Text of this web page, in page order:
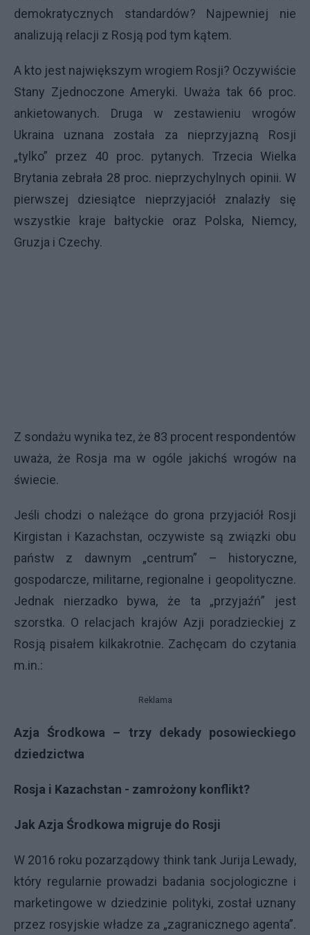
demokratycznych standardów? Najpewniej nie
analizują relacji z Rosją pod tym kątem.
A kto jest największym wrogiem Rosji? Oczywiście
Stany Zjednoczone Ameryki. Uważa tak 66 proc.
ankietowanych. Druga w zestawieniu wrogów
Ukraina uznana została za nieprzyjazną Rosji
„tylko” przez 40 proc. pytanych. Trzecia Wielka
Brytania zebrała 28 proc. nieprzychylnych opinii. W
pierwszej dziesiątce nieprzyjaciół znalazły się
wszystkie kraje bałtyckie oraz Polska, Niemcy,
Gruzja i Czechy.
Z sondażu wynika tez, że 83 procent respondentów
uważa, że Rosja ma w ogóle jakichś wrogów na
świecie.
Jeśli chodzi o należące do grona przyjaciół Rosji
Kirgistan i Kazachstan, oczywiste są związki obu
państw z dawnym „centrum” – historyczne,
gospodarcze, militarne, regionalne i geopolityczne.
Jednak nierzadko bywa, że ta „przyjaźń” jest
szorstka. O relacjach krajów Azji poradzieckiej z
Rosją pisałem kilkakrotnie. Zachęcam do czytania
m.in.:
Reklama
Azja Środkowa – trzy dekady posowieckiego
dziedzictwa
Rosja i Kazachstan - zamrożony konflikt?
Jak Azja Środkowa migruje do Rosji
W 2016 roku pozarządowy think tank Jurija Lewady,
który regularnie prowadzi badania socjologiczne i
marketingowe w dziedzinie polityki, został uznany
przez rosyjskie władze za „zagranicznego agenta”.